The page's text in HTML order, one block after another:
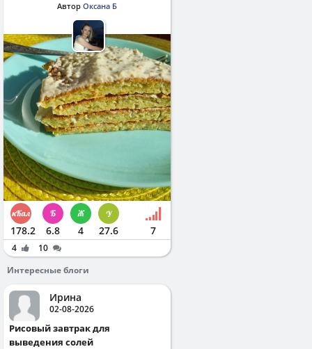
Автор Оксана Б
178.2 6.8 4 27.6 7
4
10
Интересные блоги
Ирина
02-08-2026
Рисовый завтрак для
выведения солей